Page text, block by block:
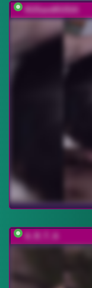
KUSandKUSIA